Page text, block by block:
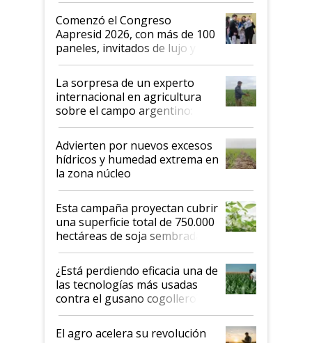
Argentina se sigan discutiendo
las mismas cosas de hace 50
años"
Comenzó el Congreso
Aapresid 2026, con más de 100
paneles, invitados de lujo y
todas las tendencias
La sorpresa de un experto
internacional en agricultura
sobre el campo argentino:
"Estoy muy impresionado"
Advierten por nuevos excesos
hídricos y humedad extrema en
la zona núcleo
Esta campaña proyectan cubrir
una superficie total de 750.000
hectáreas de soja sembradas
con una nueva generación de
variedades que marcan un
salto tecnológico en genética y
rendimiento
¿Está perdiendo eficacia una de
las tecnologías más usadas
contra el gusano cogollero? El
desafío de una tecnología clave
El agro acelera su revolución